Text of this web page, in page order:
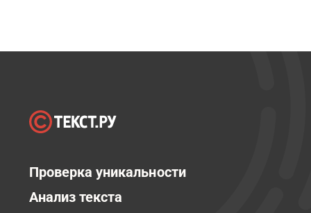
Проверка уникальности
Анализ текста